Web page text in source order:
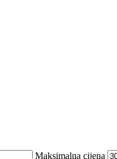
Maksimalna cijena